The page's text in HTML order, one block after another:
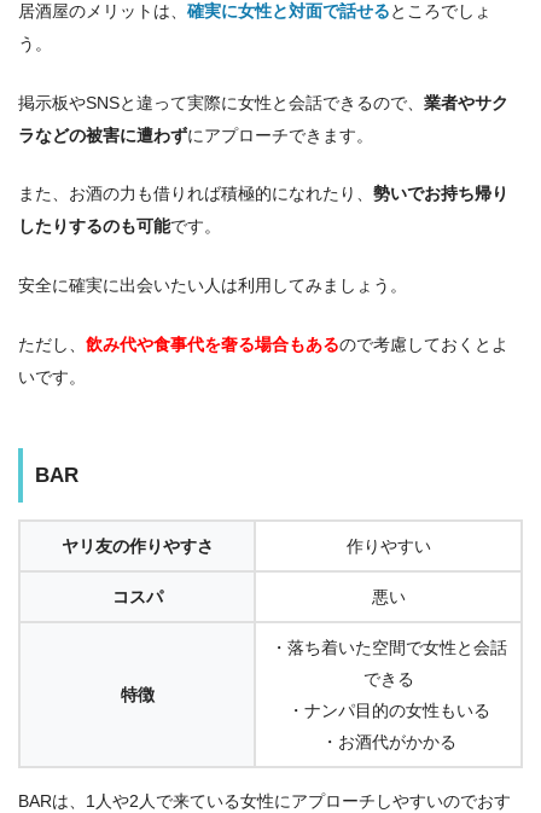
居酒屋のメリットは、 確実に女性と対面で話せるところでしょ
う。
掲示板やSNSと違って実際に女性と会話できるので、 業者やサク
ラなどの被害に遭わずにアプローチできます。
また、お酒の力も借りれば積極的になれたり、 勢いでお持ち帰り
したりするのも可能です。
安全に確実に出会いたい人は利用してみましょう。
ただし、 飲み代や食事代を奢る場合もあるので考慮しておくとよ
いです。
BAR
ヤリ友の作りやすさ 作りやすい
コスパ 悪い
特徴
・落ち着いた空間で女性と会話
できる
・ナンパ目的の女性もいる
・お酒代がかかる
BARは、1人や2人で来ている女性にアプローチしやすいのでおす